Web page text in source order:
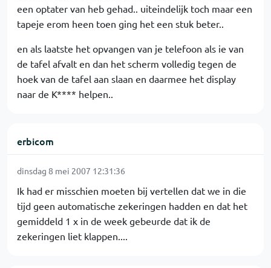
een optater van heb gehad.. uiteindelijk toch maar een
tapeje erom heen toen ging het een stuk beter..
en als laatste het opvangen van je telefoon als ie van
de tafel afvalt en dan het scherm volledig tegen de
hoek van de tafel aan slaan en daarmee het display
naar de K**** helpen..
erbicom
dinsdag 8 mei 2007 12:31:36
Ik had er misschien moeten bij vertellen dat we in die
tijd geen automatische zekeringen hadden en dat het
gemiddeld 1 x in de week gebeurde dat ik de
zekeringen liet klappen....